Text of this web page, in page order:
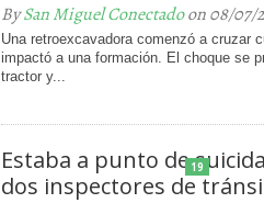
BySan Miguel Conectadoon 08/07/
Una retroexcavadora comenzó a cruzar
impactó a una formación. El choque se
tractor y...
19
Estaba a punto de
dos inspectores de